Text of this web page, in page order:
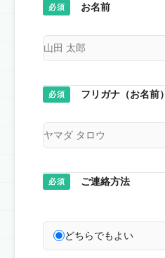
必須 お名前
必須 フリガナ（お名前）
必須 ご連絡方法
どちらでもよい